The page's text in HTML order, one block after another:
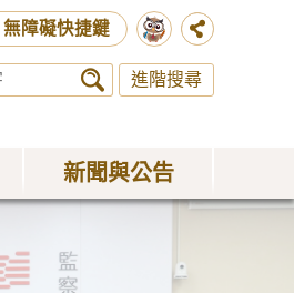
無障礙快捷鍵
進階搜尋
新聞與公告